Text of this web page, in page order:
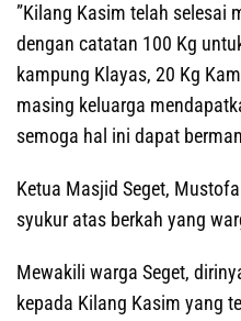
”Kilang Kasim telah selesai
dengan catatan 100 Kg
kampung Klayas, 20 Kg
masing keluarga
semoga hal ini dapat
Ketua Masjid Seget,
syukur atas berkah yang
Mewakili warga Seget,
kepada Kilang Kasim yang